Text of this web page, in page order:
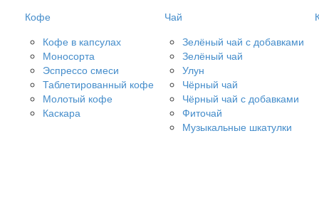
Кофе
Кофе в капсулах
Моносорта
Эспрессо смеси
Таблетированный кофе
Молотый кофе
Каскара
Чай
Зелёный чай с добавками
Зелёный чай
Улун
Чёрный чай
Чёрный чай с добавками
Фиточай
Музыкальные шкатулки